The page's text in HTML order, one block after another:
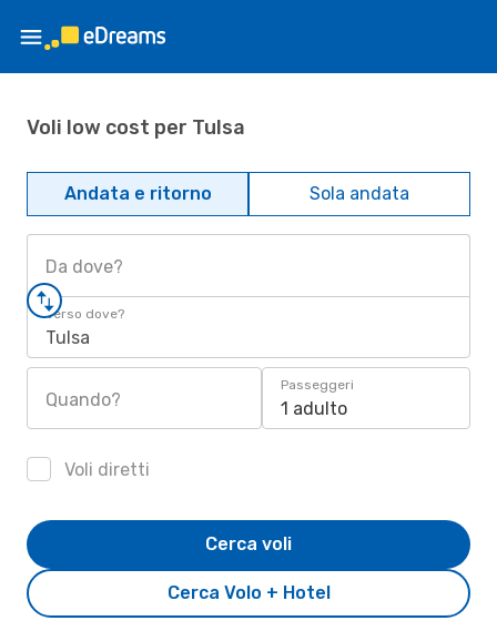
Voli low cost per Tulsa
Andata e ritorno Sola andata
Da dove?
Verso dove?
Tulsa
Quando?
Passeggeri
1 adulto
Voli diretti
Cerca Volo + Hotel
Cerca voli